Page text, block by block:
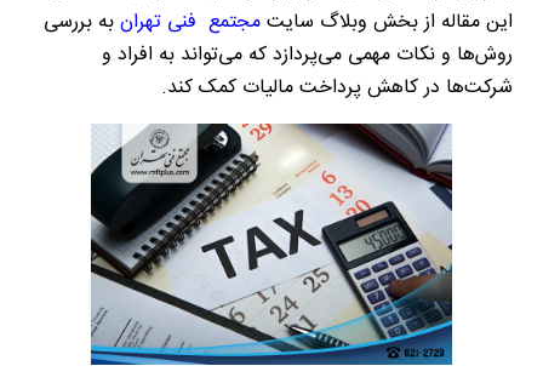
این مقاله از بخش وبلاگ سایتمجتمع فنی تهرانبه بررسی
روش‌ها و نکات مهمی می‌پردازد که می‌تواند به افراد و
شرکت‌ها در کاهش پرداخت مالیات کمک کند.